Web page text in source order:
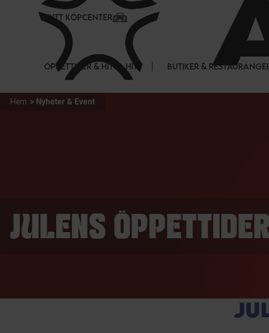
DITT KÖPCENTER
ÖPPETTIDER & HITTA HIT BUTIKER &
Hem Nyheter & Event
JULENS
Cookie- hanteringspanel